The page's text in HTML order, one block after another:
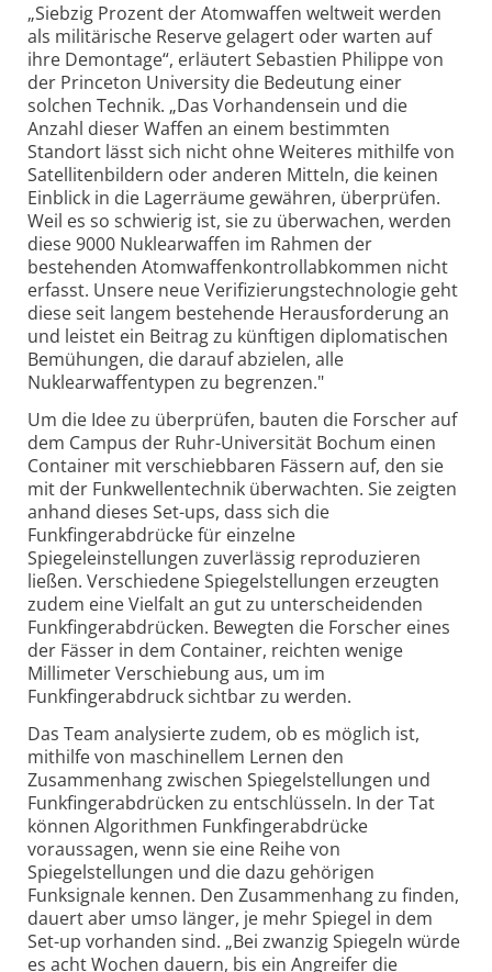
„Siebzig Prozent der Atomwaffen weltweit werden
als militärische Reserve gelagert oder warten auf
ihre Demontage“, erläutert Sebastien Philippe von
der Princeton University die Bedeutung einer
solchen Technik. „Das Vorhandensein und die
Anzahl dieser Waffen an einem bestimmten
Standort lässt sich nicht ohne Weiteres mithilfe von
Satellitenbildern oder anderen Mitteln, die keinen
Einblick in die Lagerräume gewähren, überprüfen.
Weil es so schwierig ist, sie zu überwachen, werden
diese 9000 Nuklearwaffen im Rahmen der
bestehenden Atomwaffenkontrollabkommen nicht
erfasst. Unsere neue Verifizierungstechnologie geht
diese seit langem bestehende Herausforderung an
und leistet ein Beitrag zu künftigen diplomatischen
Bemühungen, die darauf abzielen, alle
Nuklearwaffentypen zu begrenzen."
Um die Idee zu überprüfen, bauten die Forscher auf
dem Campus der Ruhr-Universität Bochum einen
Container mit verschiebbaren Fässern auf, den sie
mit der Funkwellentechnik überwachten. Sie zeigten
anhand dieses Set-ups, dass sich die
Funkfingerabdrücke für einzelne
Spiegeleinstellungen zuverlässig reproduzieren
ließen. Verschiedene Spiegelstellungen erzeugten
zudem eine Vielfalt an gut zu unterscheidenden
Funkfingerabdrücken. Bewegten die Forscher eines
der Fässer in dem Container, reichten wenige
Millimeter Verschiebung aus, um im
Funkfingerabdruck sichtbar zu werden.
Das Team analysierte zudem, ob es möglich ist,
mithilfe von maschinellem Lernen den
Zusammenhang zwischen Spiegelstellungen und
Funkfingerabdrücken zu entschlüsseln. In der Tat
können Algorithmen Funkfingerabdrücke
voraussagen, wenn sie eine Reihe von
Spiegelstellungen und die dazu gehörigen
Funksignale kennen. Den Zusammenhang zu finden,
dauert aber umso länger, je mehr Spiegel in dem
Set-up vorhanden sind. „Bei zwanzig Spiegeln würde
es acht Wochen dauern, bis ein Angreifer die